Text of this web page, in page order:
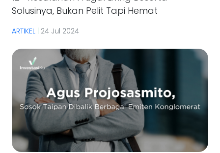
Solusinya, Bukan Pelit Tapi Hemat
ARTIKEL | 24 Jul 2024